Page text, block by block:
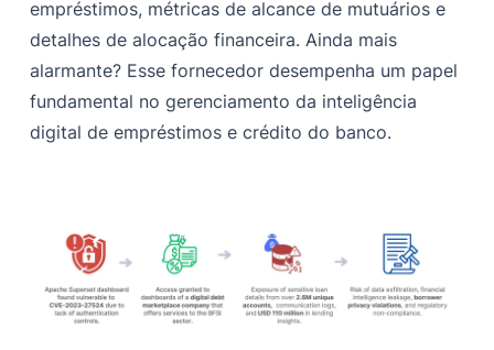
empréstimos, métricas de alcance de mutuários e
detalhes de alocação financeira. Ainda mais
alarmante? Esse fornecedor desempenha um papel
fundamental no gerenciamento da inteligência
digital de empréstimos e crédito do banco.